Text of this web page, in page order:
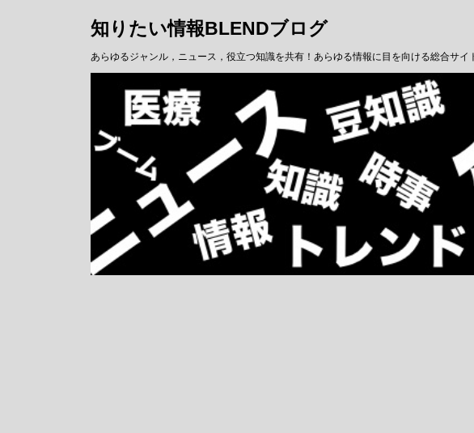
知りたい情報BLENDブログ
あらゆるジャンル，ニュース，役立つ知識を共有！あらゆる情報に目を向ける総合サイ